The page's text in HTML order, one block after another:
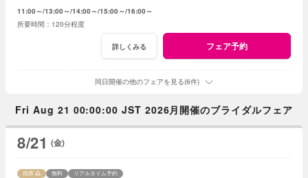
11:00～ 13:00～ 14:00～ 15:00～ 16:00～
120分程度
詳しくみる フェア予約
同日開催の他のフェアを見る(6件)
Fri Aug 21 00:00:00 JST 2026月開催のブライダルフェア
8/21 (金)
残席 無料 リアルタイム予約